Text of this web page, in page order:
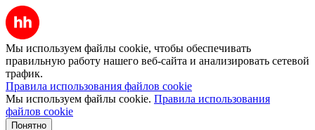
Мы используем файлы cookie, чтобы обеспечивать
правильную работу нашего веб-сайта и анализировать сетевой
трафик.
Правила использования файлов cookie
Мы используем файлы cookie. Правила использования
файлов cookie
Понятно